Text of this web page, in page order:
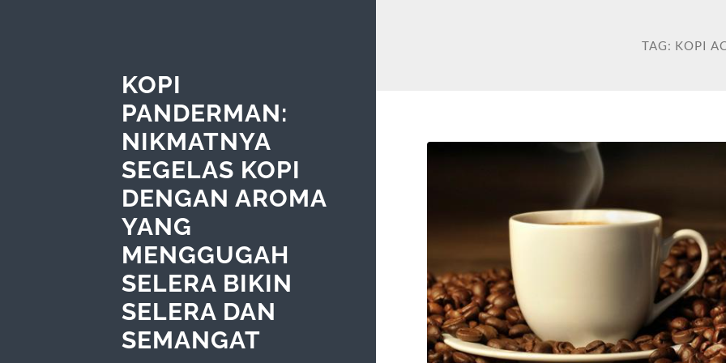
KOPI
PANDERMAN:
NIKMATNYA
SEGELAS KOPI
DENGAN AROMA
YANG
MENGGUGAH
SELERA BIKIN
SELERA DAN
SEMANGAT
TAG: KOPI